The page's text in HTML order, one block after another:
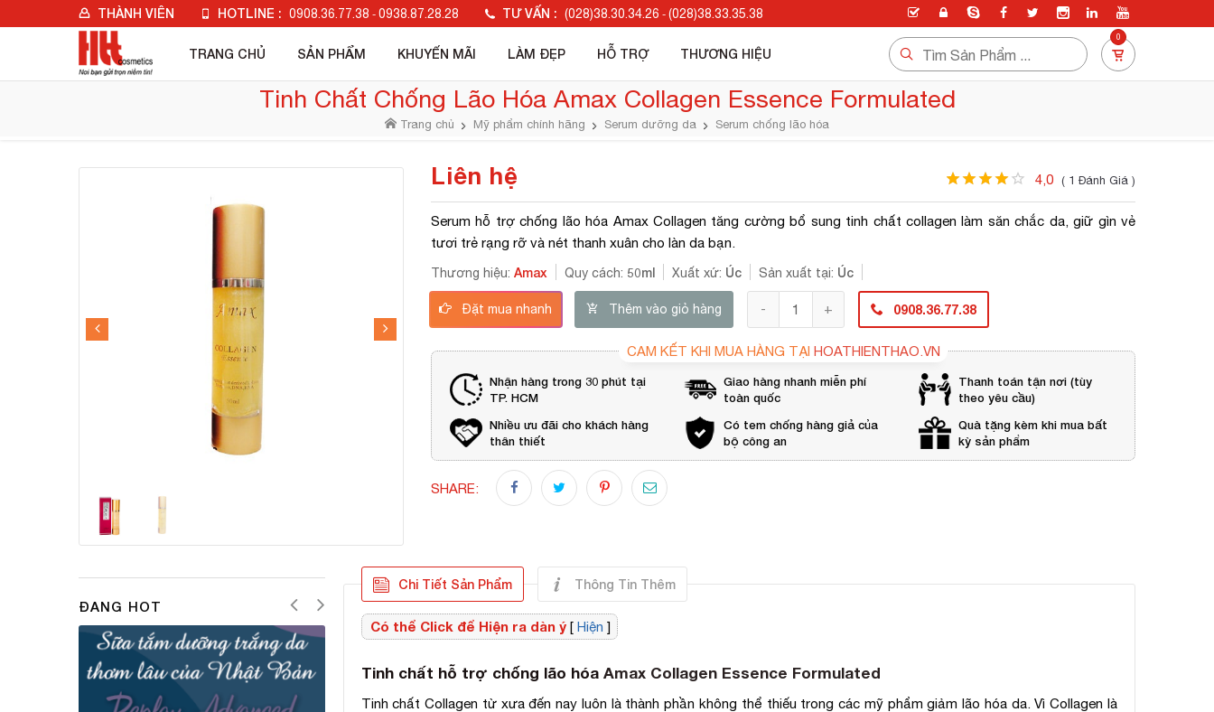
THÀNH VIÊN
Đăng nhập
Đăng ký
HOTLINE : 0908.36.77.38 - 0938.87.28.28 TƯ VẤN : (028)38.30.34.26 - (028)38.33.35.38
0
TRANG CHỦ SẢN PHẨM KHUYẾN MÃI LÀM ĐẸP HỖ TRỢ THƯƠNG HIỆU
Tinh Chất Chống Lão Hóa Amax Collagen Essence Formulated
Trang chủ Mỹ phẩm chính hãng Serum dưỡng da Serum chống lão hóa
Liên hệ 4,0 ( 1 Đánh Giá )
Serum hỗ trợ chống lão hóa Amax Collagen tăng cường bổ sung tinh chất collagen làm săn chắc da, giữ gìn vẻ
tươi trẻ rạng rỡ và nét thanh xuân cho làn da bạn.
Thương hiệu: Amax Quy cách: 50ml Xuất xứ: Úc Sản xuất tại: Úc
Đặt mua nhanh Thêm vào giỏ hàng 0908.36.77.38
CAM KẾT KHI MUA HÀNG TẠI HOATHIENTHAO.VN
Nhận hàng trong 30 phút tại
TP. HCM
Giao hàng nhanh miễn phí
toàn quốc
Thanh toán tận nơi (tùy
theo yêu cầu)
Nhiều ưu đãi cho khách hàng
thân thiết
Có tem chống hàng giả của
bộ công an
Quà tặng kèm khi mua bất
kỳ sản phẩm
SHARE:
Chi Tiết Sản Phẩm Thông Tin Thêm
Có thể Click để Hiện ra dàn ý [ Hiện ]
Tinh chất hỗ trợ chống lão hóaAmax Collagen Essence Formulated
Tinh chất Collagen từ xưa đến nay luôn là thành phần không thể thiếu trong các mỹ phẩm giảm lão hóa da. Vì Collagen là
ĐANG HOT